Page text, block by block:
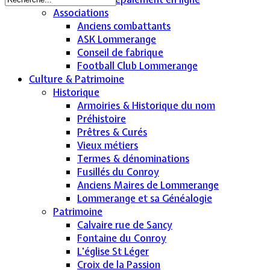
Associations
Anciens combattants
ASK Lommerange
Conseil de fabrique
Football Club Lommerange
Culture & Patrimoine
Historique
Armoiries & Historique du nom
Préhistoire
Prêtres & Curés
Vieux métiers
Termes & dénominations
Fusillés du Conroy
Anciens Maires de Lommerange
Lommerange et sa Généalogie
Patrimoine
Calvaire rue de Sancy
Fontaine du Conroy
L'église St Léger
Croix de la Passion